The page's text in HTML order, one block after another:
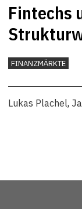
Fintechs
Banking
FINANZMÄRKTE
Lukas Plachel,